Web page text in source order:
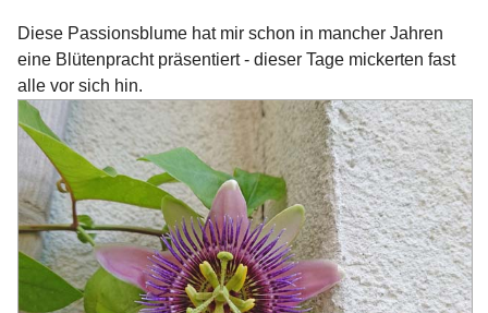
Diese Passionsblume hat mir schon in mancher Jahren
eine Blütenpracht präsentiert - dieser Tage mickerten fast
alle vor sich hin.